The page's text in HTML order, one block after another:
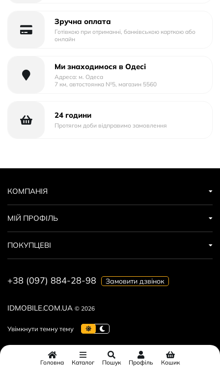
Зручна оплата
Готівкою при отриманні, банківською карткою або
онлайн
Ми знаходимося в Одесі
Адреса: м. Одеса
7 км, автостоянка №5, магазин 5560
24 години
Протягом доби відправимо замовлення
IDMOBILE.COM.UA © 2026
КОМПАНІЯ
МІЙ ПРОФІЛЬ
ПОКУПЦЕВІ
+38 (097) 884-28-98 Замовити дзвінок
Головна Каталог Пошук Профіль Кошик